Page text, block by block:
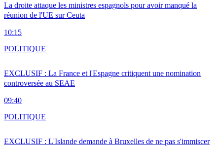
La droite attaque les ministres espagnols pour avoir manqué la
réunion de l'UE sur Ceuta
10:15
EXCLUSIF : La France et l'Espagne critiquent une nomination
controversée au SEAE
09:40
POLITIQUE
EXCLUSIF : L'Islande demande à Bruxelles de ne pas s'immiscer
POLITIQUE